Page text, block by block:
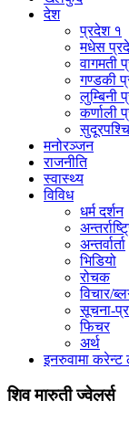
देश
प्रदेश १
मधेस
वागमती
गण्डकी
लुम्बिनी
कर्णाली
मनोरञ्जन
राजनीति
स्वास्थ्य
विविध
धर्म दर्शन
अन्तर्वार्ता
भिडियो
रोचक
विचार/
सूचना-
फिचर
अर्थ
इनरुवामा करेन्ट
शिव मारुती ज्वेलर्स